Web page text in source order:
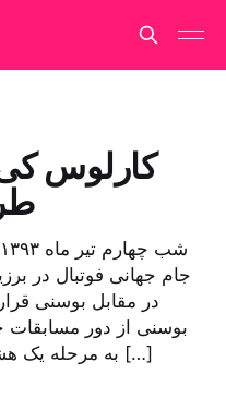
کارلوس
جام جهانی فوتبال در
بوسنی از دور
به مرحله یک هشتم صعود کند. در این بازی ادین […]